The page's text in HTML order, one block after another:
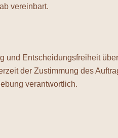
vereinbart.
Entscheidungsfreiheit
der Zustimmung des
verantwortlich.